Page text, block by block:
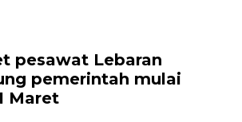
pesawat Lebaran
pemerintah mulai
Maret